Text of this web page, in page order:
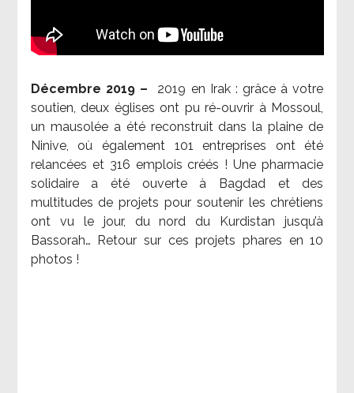
Décembre 2019 – 2019 en Irak : grâce à votre
soutien, deux églises ont pu ré-ouvrir à Mossoul,
un mausolée a été reconstruit dans la plaine de
Ninive, où également 101 entreprises ont été
relancées et 316 emplois créés ! Une pharmacie
solidaire a été ouverte à Bagdad et des
multitudes de projets pour soutenir les chrétiens
ont vu le jour, du nord du Kurdistan jusqu’à
Bassorah… Retour sur ces projets phares en 10
photos !